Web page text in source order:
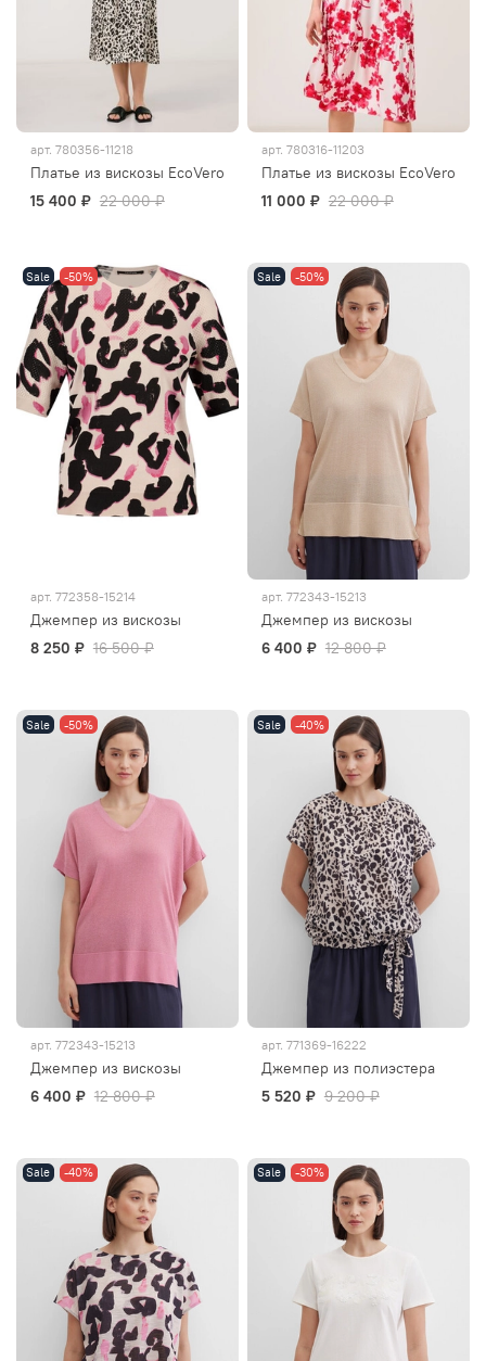
арт. 780356-11218
Платье из вискозы EcoVero
15 400 ₽ 22 000 ₽
арт. 780316-11203
Платье из вискозы EcoVero
11 000 ₽ 22 000 ₽
Sale -50%
арт. 772358-15214
Джемпер из вискозы
8 250 ₽ 16 500 ₽
Sale -50%
арт. 772343-15213
Джемпер из вискозы
6 400 ₽ 12 800 ₽
Sale -50%
арт. 772343-15213
Джемпер из вискозы
6 400 ₽ 12 800 ₽
Sale -40%
арт. 771369-16222
Джемпер из полиэстера
5 520 ₽ 9 200 ₽
Sale -40% Sale -30%